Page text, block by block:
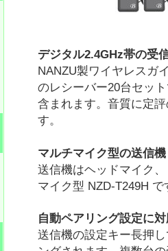
デジタル2.4GHz帯の受
NANZU製ワイヤレスガ
のレシーバー20台セッ
含まれます。音質に定
す。
マルチマイク型の送信機
送信機はヘッドマイク
マイク型 NZD-T249H で
自動ペアリング設定に
送信機の設定キー長押